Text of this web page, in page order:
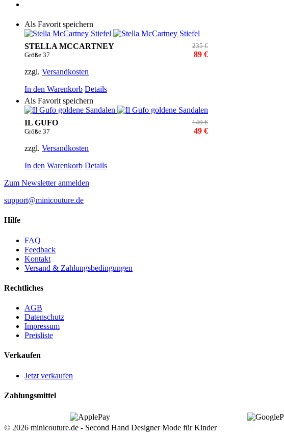
Als Favorit speichern
STELLA MCCARTNEY
Größe 37
235 €
89 €
zzgl. Versandkosten
In den Warenkorb Details
Als Favorit speichern
IL GUFO
Größe 37
149 €
49 €
zzgl. Versandkosten
In den Warenkorb Details
Zum Newsletter anmelden
support@minicouture.de
Hilfe
FAQ
Feedback
Kontakt
Versand & Zahlungsbedingungen
Rechtliches
AGB
Datenschutz
Impressum
Preisliste
Verkaufen
Jetzt verkaufen
Zahlungsmittel
© 2026 minicouture.de - Second Hand Designer Mode für Kinder